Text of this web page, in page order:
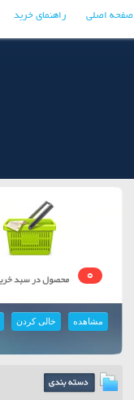
صفحه اصلی راهنمای خرید
0
مشاهده خالی کردن